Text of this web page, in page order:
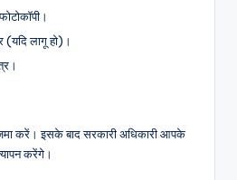
(यदि लागू हो)।
करें। इसके बाद सरकारी अधिकारी आपके
करेंगे।